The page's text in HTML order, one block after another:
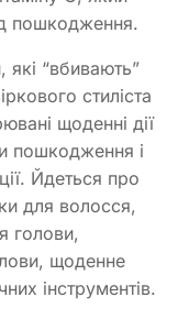
пошкодження.
“вбивають”
стиліста
щоденні дії
пошкодження і
Йдеться про
для волосся,
голови,
щоденне
інструментів.